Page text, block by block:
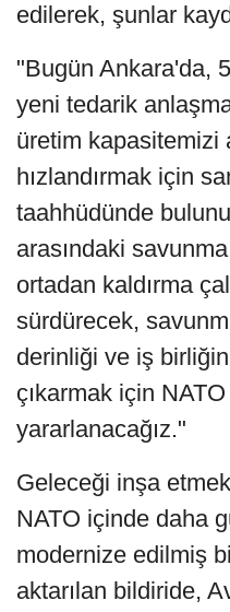
edilerek, şunlar
"Bugün Ankara'da,
yeni tedarik
üretim kapasitemizi
hızlandırmak için
taahhüdünde
arasındaki
ortadan kaldırma
sürdürecek,
derinliği ve iş
çıkarmak için
yararlanacağız."
Geleceği inşa
NATO içinde daha
modernize edilmiş
aktarılan bildiride,